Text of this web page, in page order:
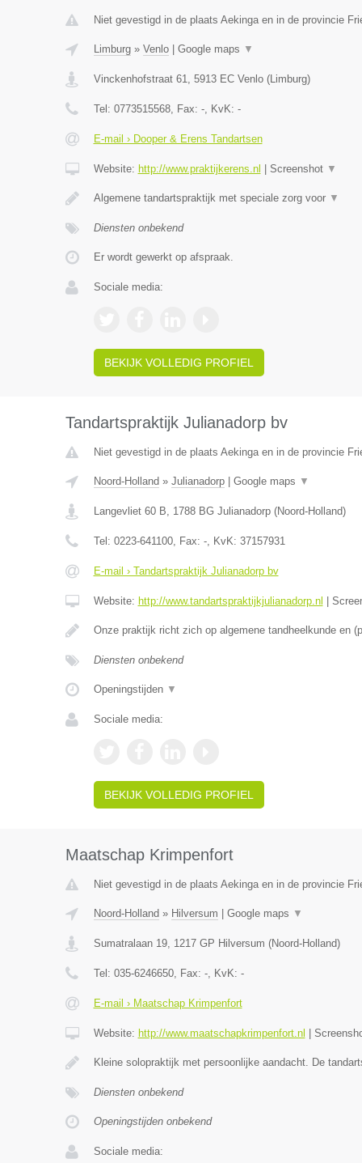
Niet gevestigd in de plaats Aekinga en in de provincie
Limburg» Venlo| Google maps ▼
Vinckenhofstraat 61, 5913 EC Venlo(Limburg)
Tel: 0773515568, Fax: -, KvK: -
E-mail › Dooper & Erens Tandartsen
Website: http://www.praktijkerens.nl Screenshot ▼
Algemene tandartspraktijk met speciale zorg voor ▼
Diensten onbekend
Er wordt gewerkt op afspraak.
Sociale media:
BEKIJK VOLLEDIG PROFIEL
Tandartspraktijk Julianadorp bv
Niet gevestigd in de plaats Aekinga en in de provincie
Noord-Holland » Julianadorp| Google maps ▼
Langevliet 60 B, 1788 BG Julianadorp(Noord-Holland)
Tel: 0223-641100, Fax: -, KvK: 37157931
E-mail › Tandartspraktijk Julianadorp bv
Website: http://www.tandartspraktijkjulianadorp.nl
Onze praktijk richt zich op algemene tandheelkunde en
Diensten onbekend
Openingstijden ▼
Sociale media:
BEKIJK VOLLEDIG PROFIEL
Maatschap Krimpenfort
Niet gevestigd in de plaats Aekinga en in de provincie
Noord-Holland » Hilversum Google maps ▼
Sumatralaan 19, 1217 GP Hilversum (Noord-Holland)
Tel: 035-6246650, Fax: -, KvK: -
E-mail › Maatschap Krimpenfort
Website: http://www.maatschapkrimpenfort.nl
Kleine solopraktijk met persoonlijke aandacht. De
Diensten onbekend
Openingstijden onbekend
Sociale media: